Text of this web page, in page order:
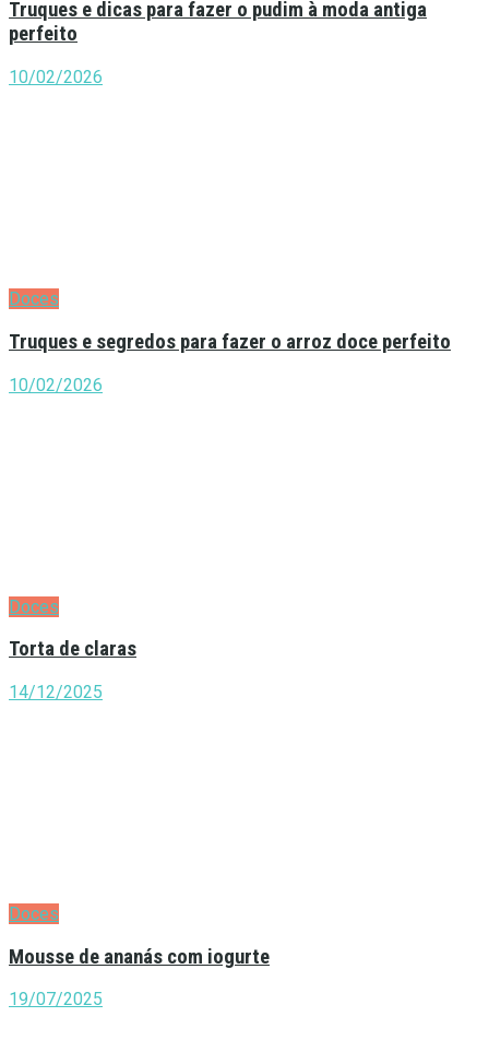
Truques e dicas para fazer o pudim à moda antiga
perfeito
10/02/2026
Doces
Truques e segredos para fazer o arroz doce perfeito
10/02/2026
Doces
Torta de claras
14/12/2025
Doces
Mousse de ananás com iogurte
19/07/2025